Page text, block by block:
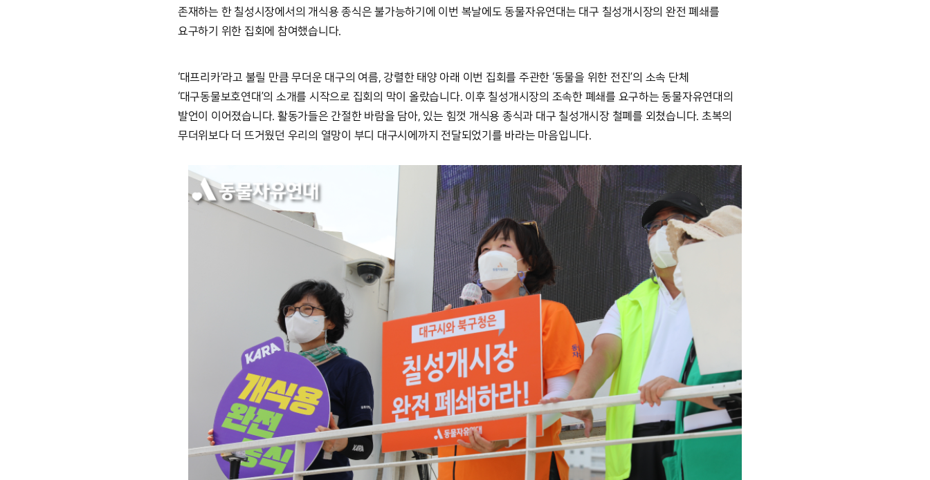
존재하는 한 칠성시장에서의 개식용 종식은 불가능하기에 이번 복날에도 동물자유연대는 대구 칠성개시장의 완전 폐쇄를
요구하기 위한 집회에 참여했습니다.
‘대프리카’라고 불릴 만큼 무더운 대구의 여름, 강렬한 태양 아래 이번 집회를 주관한 ‘동물을 위한 전진’의 소속 단체
‘대구동물보호연대’의 소개를 시작으로 집회의 막이 올랐습니다. 이후 칠성개시장의 조속한 폐쇄를 요구하는 동물자유연대의
발언이 이어졌습니다. 활동가들은 간절한 바람을 담아, 있는 힘껏 개식용 종식과 대구 칠성개시장 철폐를 외쳤습니다. 초복의
무더위보다 더 뜨거웠던 우리의 열망이 부디 대구시에까지 전달되었기를 바라는 마음입니다.